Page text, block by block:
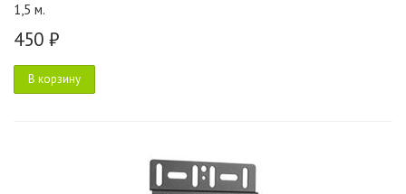
1,5 м.
450 ₽
В корзину